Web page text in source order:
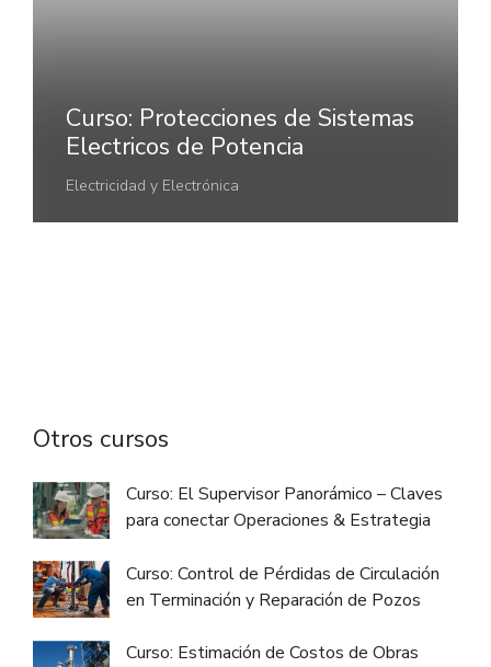
Curso: Protecciones de Sistemas
Electricos de Potencia
Electricidad y Electrónica
Otros cursos
Curso: El Supervisor Panorámico – Claves
para conectar Operaciones & Estrategia
Curso: Control de Pérdidas de Circulación
en Terminación y Reparación de Pozos
Curso: Estimación de Costos de Obras